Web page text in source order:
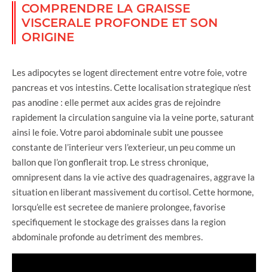
COMPRENDRE LA GRAISSE
VISCERALE PROFONDE ET SON
ORIGINE
Les adipocytes se logent directement entre votre foie, votre
pancreas et vos intestins. Cette localisation strategique n’est
pas anodine : elle permet aux acides gras de rejoindre
rapidement la circulation sanguine via la veine porte, saturant
ainsi le foie. Votre paroi abdominale subit une poussee
constante de l’interieur vers l’exterieur, un peu comme un
ballon que l’on gonflerait trop. Le stress chronique,
omnipresent dans la vie active des quadragenaires, aggrave la
situation en liberant massivement du cortisol. Cette hormone,
lorsqu’elle est secretee de maniere prolongee, favorise
specifiquement le stockage des graisses dans la region
abdominale profonde au detriment des membres.